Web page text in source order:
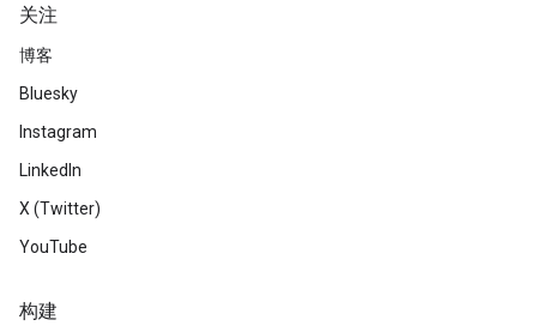
关注
博客
Bluesky
Instagram
LinkedIn
X (Twitter)
YouTube
构建